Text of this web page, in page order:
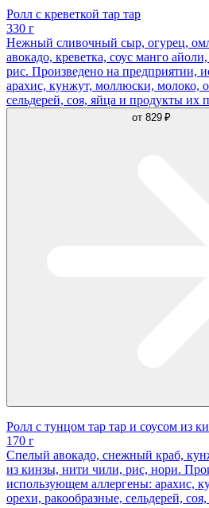
Ролл с креветкой тар тар
330 г
Нежный сливочный сыр, огурец,
авокадо, креветка, соус манго
рис. Произведено на предприятии,
арахис, кунжут, моллюски, молоко,
сельдерей, соя, яйца и продукты их
от 829 ₽
Ролл с тунцом тар тар и соусом из
170 г
Спелый авокадо, снежный краб,
из кинзы, нити чили, рис, нори.
использующем аллергены: арахис,
орехи, ракообразные, сельдерей,